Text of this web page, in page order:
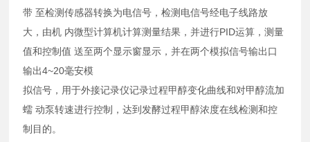
带 至检测传感器转换为电信号，检测电信号经电子线路放
大，由机 内微型计算机计算测量结果，并进行PID运算，测量
值和控制值 送至两个显示窗显示，并在两个模拟信号输出口
输出4~20毫安模
拟信号，用于外接记录仪记录过程甲醇变化曲线和对甲醇流加
蠕 动泵转速进行控制，达到发酵过程甲醇浓度在线检测和控
制目的。